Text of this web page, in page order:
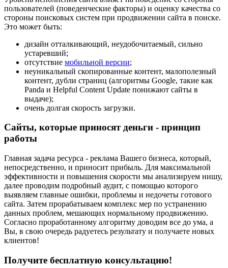
пользователей (поведенческие факторы) и оценку качества со
стороны поисковых систем при продвижении сайта в поиске.
Это может быть:
дизайн отталкивающий, неудобочитаемый, сильно
устаревший;
отсутствие мобильной версии;
неуникальный скопированные контент, малополезный
контент, дубли страниц (алгоритмы Google, такие как
Panda и Helpful Content Update понижают сайты в
выдаче);
очень долгая скорость загрузки.
Сайты, которые приносят деньги - принцип
работы
Главная задача ресурса - реклама Вашего бизнеса, который,
непосредственно, и приносит прибыль. Для максимальной
эффективности и повышения скорости мы анализируем нишу,
далее проводим подробный аудит, с помощью которого
выявляем главные ошибки, проблемы и недочеты готового
сайта. Затем прорабатываем комплекс мер по устранению
данных проблем, мешающих нормальному продвижению.
Согласно проработанному алгоритму доводим все до ума, а
Вы, в свою очередь радуетесь результату и получаете новых
клиентов!
Получите бесплатную консультацию!